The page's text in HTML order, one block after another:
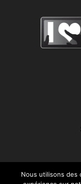
Nous utilisons des